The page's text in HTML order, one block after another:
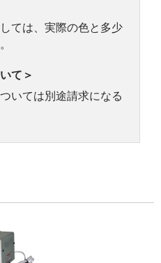
ては、実際の色と多少
て＞
いては別途請求になる